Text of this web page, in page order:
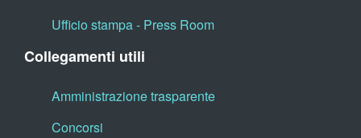
Ufficio stampa - Press Room
Collegamenti utili
Amministrazione trasparente
Concorsi